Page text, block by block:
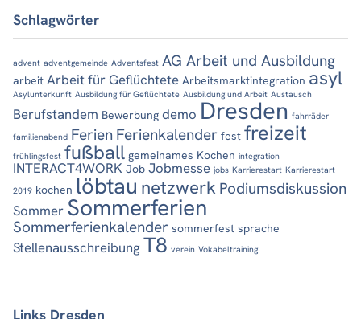
Schlagwörter
advent adventgemeinde Adventsfest AG Arbeit und Ausbildung
arbeit Arbeit für Geflüchtete Arbeitsmarktintegration asyl
Asylunterkunft Ausbildung für Geflüchtete Ausbildung und Arbeit Austausch
Berufstandem Bewerbung demo Dresden fahrräder
familienabend Ferien Ferienkalender fest freizeit
frühlingsfest fußball gemeinames Kochen integration
INTERACT4WORK Job Jobmesse jobs Karrierestart Karrierestart
2019 kochen löbtau netzwerk Podiumsdiskussion
Sommer Sommerferien
Sommerferienkalender sommerfest sprache
Stellenausschreibung T8 verein Vokabeltraining
Links Dresden